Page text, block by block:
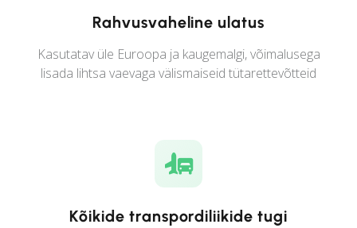
Rahvusvaheline ulatus
Kasutatav üle Euroopa ja kaugemalgi, võimalusega
lisada lihtsa vaevaga välismaiseid tütarettevõtteid
Kõikide transpordiliikide tugi